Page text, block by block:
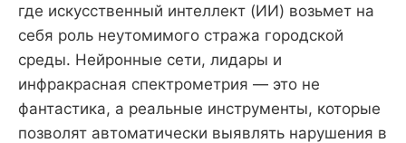
где искусственный интеллект (ИИ) возьмет на
себя роль неутомимого стража городской
среды. Нейронные сети, лидары и
инфракрасная спектрометрия — это не
фантастика, а реальные инструменты, которые
позволят автоматически выявлять нарушения в